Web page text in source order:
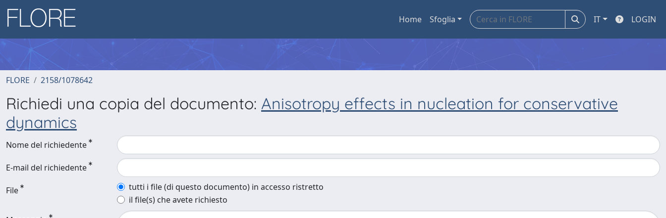
Home Sfoglia IT LOGIN
FLORE 2158/1078642
Richiedi una copia del documento: Anisotropy effects in nucleation for conservative
dynamics
Nome del richiedente
E-mail del richiedente
File
tutti i file (di questo documento) in accesso ristretto
il file(s) che avete richiesto